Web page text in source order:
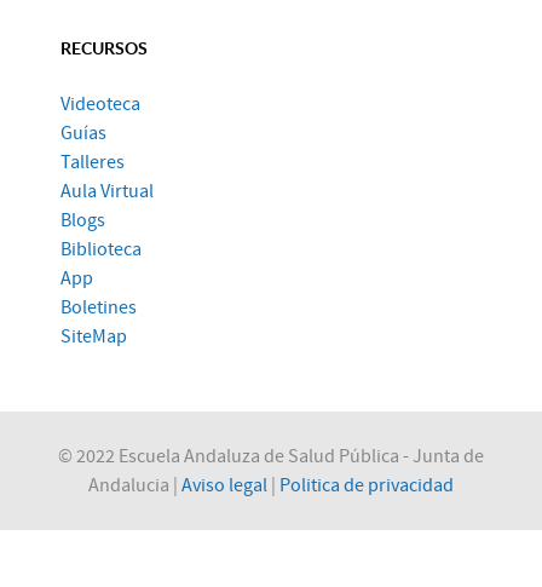
RECURSOS
Videoteca
Guías
Talleres
Aula Virtual
Blogs
Biblioteca
App
Boletines
SiteMap
© 2022 Escuela Andaluza de Salud Pública - Junta de
Andalucia | Aviso legal | Politica de privacidad